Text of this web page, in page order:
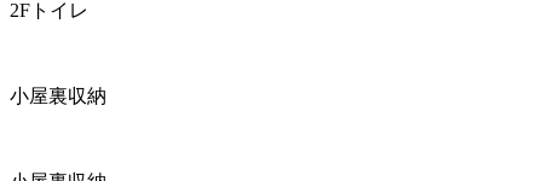
2Fトイレ
小屋裏収納